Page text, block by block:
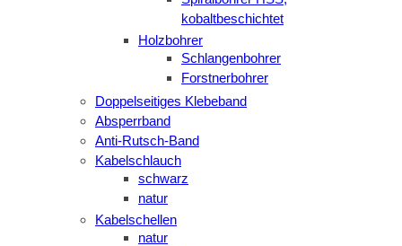
kobaltbeschichtet
Holzbohrer
Schlangenbohrer
Forstnerbohrer
Doppelseitiges Klebeband
Absperrband
Anti-Rutsch-Band
Kabelschlauch
schwarz
natur
Kabelschellen
natur